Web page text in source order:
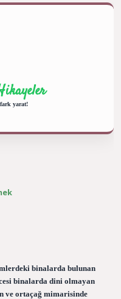
yarat!
binalarda bulunan
binalarda dini olmayan
ve ortaçağ mimarisinde